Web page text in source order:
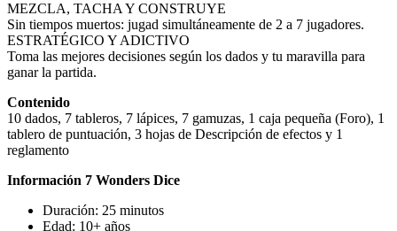
MEZCLA, TACHA Y CONSTRUYE
Sin tiempos muertos: jugad simultáneamente de 2 a 7 jugadores.
ESTRATÉGICO Y ADICTIVO
Toma las mejores decisiones según los dados y tu maravilla para
ganar la partida.
Contenido
10 dados, 7 tableros, 7 lápices, 7 gamuzas, 1 caja pequeña (Foro), 1
tablero de puntuación, 3 hojas de Descripción de efectos y 1
reglamento
Información 7 Wonders Dice
Duración: 25 minutos
Edad: 10+ años